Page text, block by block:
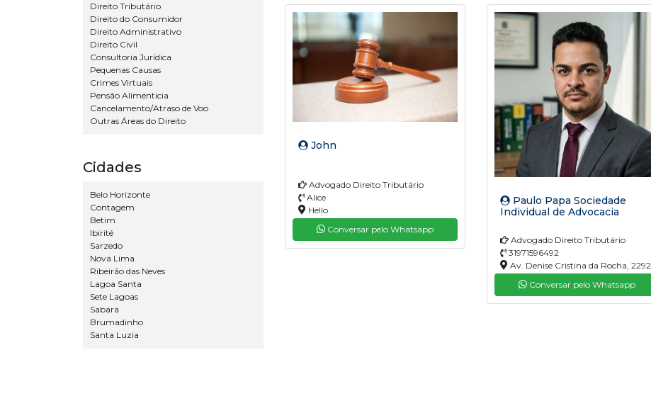
Direito Tributário
Direito do Consumidor
Direito Administrativo
Direito Civil
Consultoria Jurídica
Pequenas Causas
Crimes Virtuais
Pensão Alimenticia
Cancelamento/Atraso de Voo
Outras Áreas do Direito
Cidades
Belo Horizonte
Contagem
Betim
Ibirité
Sarzedo
Nova Lima
Ribeirão das Neves
Lagoa Santa
Sete Lagoas
Sabara
Brumadinho
Santa Luzia
John
Advogado Direito Tributário
Alice
Hello
Conversar pelo Whatsapp
Paulo Papa Sociedade
Individual de Advocacia
Advogado Direito Tributário
31971596492
Av. Denise Cristina da Rocha, 2292,
São Januário, Ribeirão das Neves, MG,
33900-375
Conversar pelo Whatsapp